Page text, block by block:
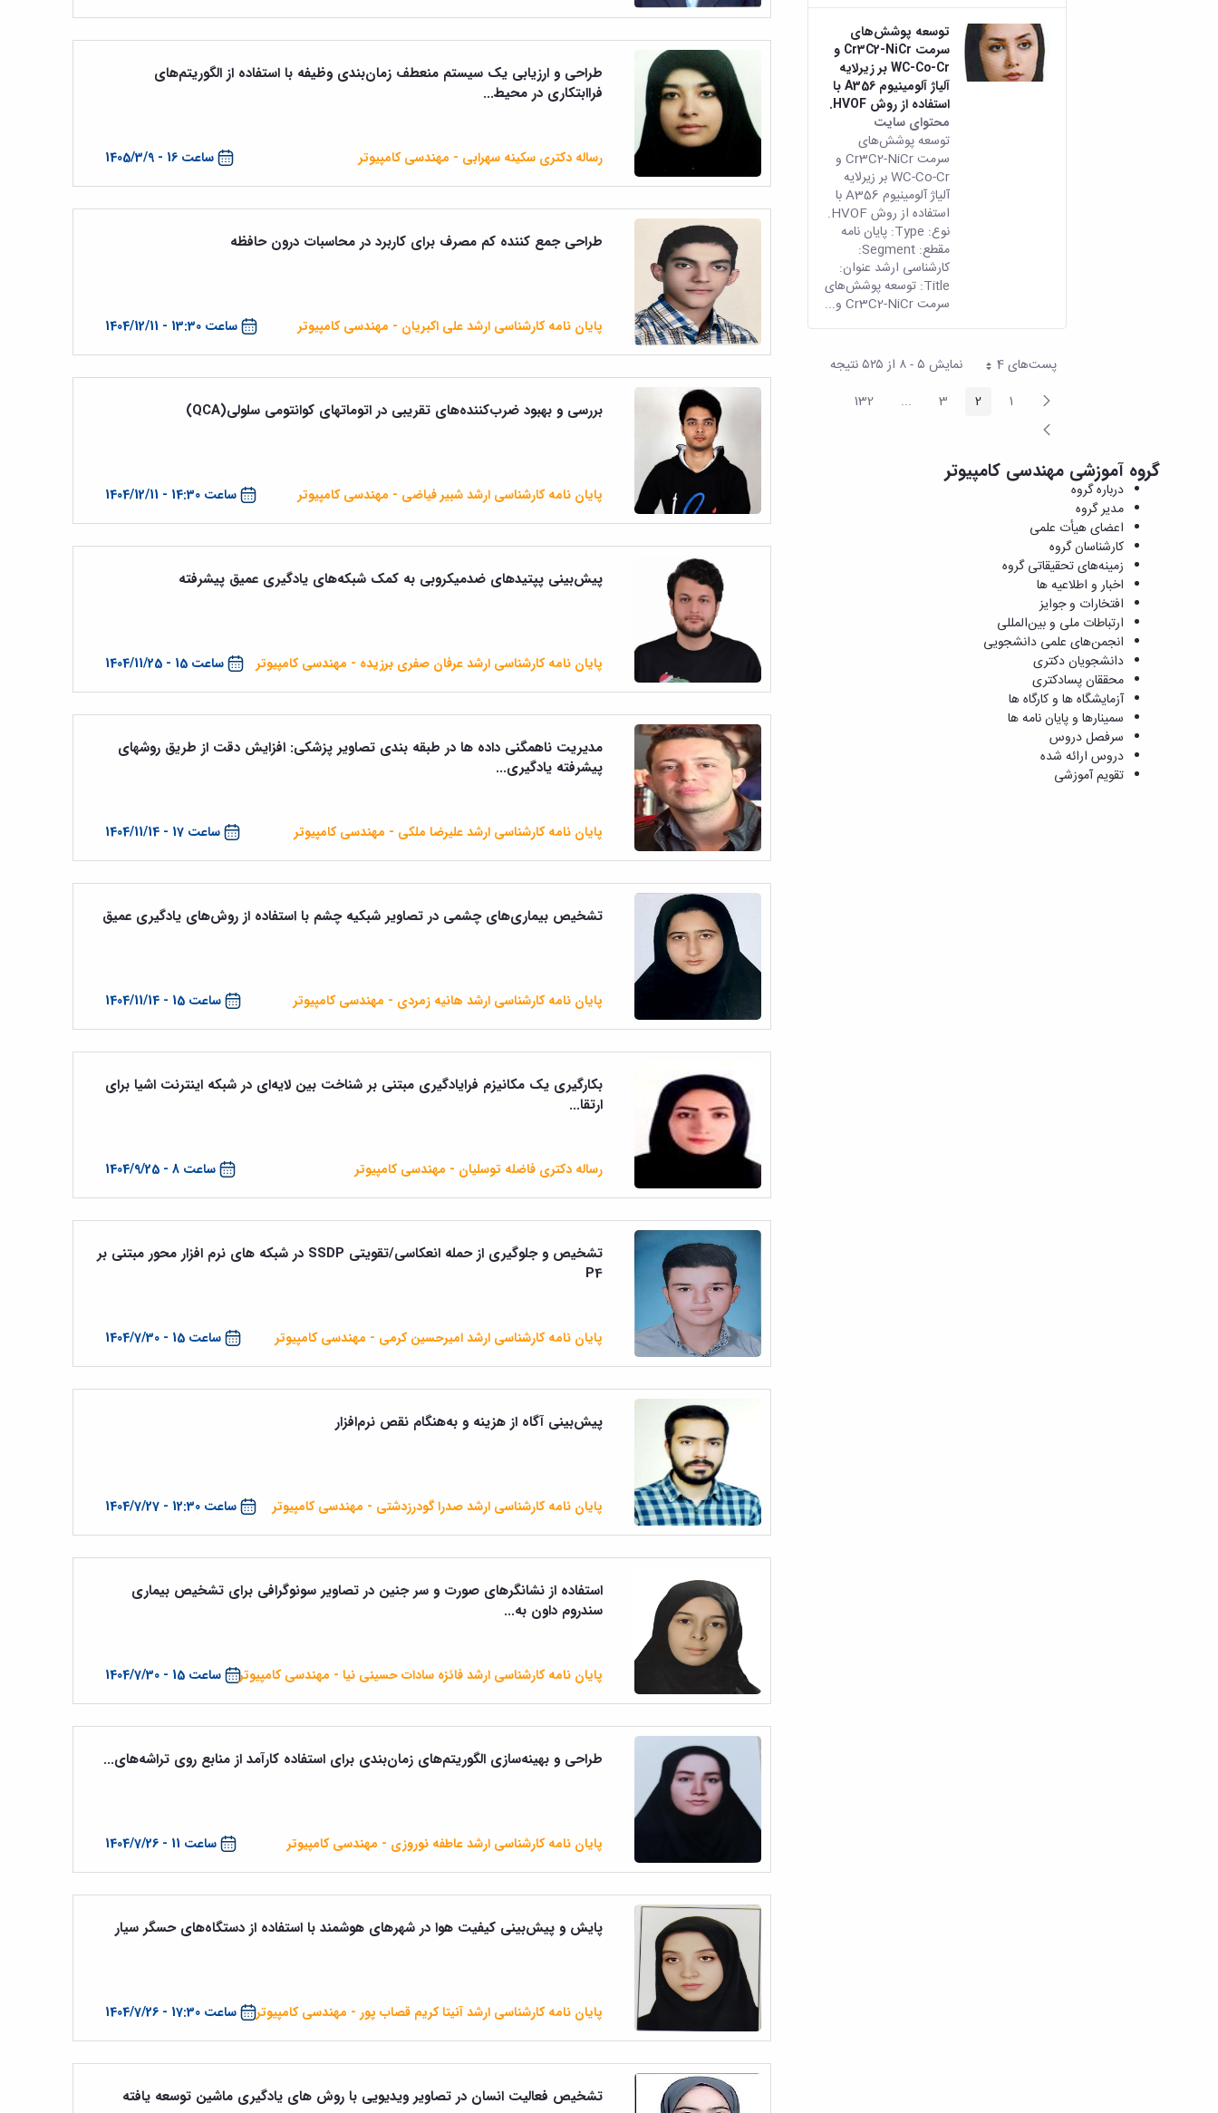
توسعه پوشش‌های
سرمت Cr3C2-NiCr و
WC-Co-Cr بر زیرلایه
آلیاژ آلومینیوم A356 با
استفاده از روش HVOF.
محتوای سایت
توسعه پوشش‌های
سرمت Cr3C2-NiCr و
WC-Co-Cr بر زیرلایه
آلیاژ آلومینیوم A356 با
استفاده از روش HVOF.
نوع: Type: پایان نامه
مقطع: Segment:
کارشناسی ارشد عنوان:
Title: توسعه پوشش‌های
سرمت Cr3C2-NiCr و...
پست‌‌های 4هر صفحه
نمایش ۵ - ۸ از ۵۲۵ نتیجه
پیغام
صفحه1 صفحه2 صفحه3
...
Intermediate Pages
صفحه132
صفحه
گروه آموزشی مهندسی کامپیوتر
درباره گروه
مدیر گروه
اعضای هیأت علمی
کارشناسان گروه
زمینه‌های تحقیقاتی گروه
اخبار و اطلاعیه ها
افتخارات و جوایز
ارتباطات ملی و بین‌المللی
انجمن‌های علمی دانشجویی
دانشجویان دکتری
محققان پسادکتری
آزمایشگاه ها و کارگاه ها
سمینارها و پایان نامه ها
سرفصل دروس
دروس ارائه شده
تقویم آموزشی
ساعت 16 - 1405/3/9
طراحی و ارزیابی یک سیستم منعطف زمان‌بندی وظیفه با استفاده از الگوریتم‌های
فراابتکاری در محیط...
رساله دکتری سکینه سهرابی - مهندسی کامپیوتر
ساعت 13:30 - 1404/12/11
طراحی جمع کننده کم مصرف برای کاربرد در محاسبات درون حافظه
پایان نامه کارشناسی ارشد علی اکبریان - مهندسی کامپیوتر
ساعت 14:30 - 1404/12/11
بررسی و بهبود ضرب‌کننده‌های تقریبی در اتوماتهای کوانتومی سلولی(QCA)
پایان نامه کارشناسی ارشد شبیر فیاضی - مهندسی کامپیوتر
ساعت 15 - 1404/11/25
پیش‌بینی پپتید‌های ضد‌میکروبی به کمک شبکه‌های یادگیری عمیق پیشرفته
پایان نامه کارشناسی ارشد عرفان صفری برزیده - مهندسی کامپیوتر
ساعت 17 - 1404/11/14
مدیریت ناهمگنی داده ها در طبقه بندی تصاویر پزشکی: افزایش دقت از طریق روشهای
پیشرفته یادگیری...
پایان نامه کارشناسی ارشد علیرضا ملکی - مهندسی کامپیوتر
ساعت 15 - 1404/11/14
تشخیص بیماری‌های چشمی در تصاویر شبکیه چشم با استفاده از روش‌های یادگیری عمیق
پایان نامه کارشناسی ارشد هانیه زمردی - مهندسی کامپیوتر
ساعت 8 - 1404/9/25
بکارگیری یک مکانیزم فرایادگیری مبتنی بر شناخت بین لایه‌ای در شبکه اینترنت اشیا ‏برای
ارتقا...
رساله دکتری فاضله توسلیان - مهندسی کامپیوتر
ساعت 15 - 1404/7/30
تشخیص و جلوگیری از حمله انعکاسی/تقویتی SSDP در شبکه های نرم افزار محور مبتنی بر
P4
پایان نامه کارشناسی ارشد امیرحسین کرمی - مهندسی کامپیوتر
ساعت 12:30 - 1404/7/27
پیش‌بینی آگاه از هزینه و به‌هنگام نقص نرم‌افزار
پایان نامه کارشناسی ارشد صدرا گودرزدشتی - مهندسی کامپیوتر
ساعت 15 - 1404/7/30
استفاده از نشانگرهای صورت و سر جنین در تصاویر سونوگرافی برای تشخیص بیماری
سندروم داون به...
پایان نامه کارشناسی ارشد فائزه سادات حسینی نیا - مهندسی کامپیوتر
ساعت 11 - 1404/7/26
طراحی و بهینه‌سازی الگوریتم‌های زمان‌بندی برای استفاده کارآمد از منابع روی تراشه‌های...
پایان نامه کارشناسی ارشد عاطفه نوروزی - مهندسی کامپیوتر
ساعت 17:30 - 1404/7/26
پایش و پیش‌بینی کیفیت هوا در شهرهای هوشمند با استفاده از دستگاه‌های حسگر سیار
پایان نامه کارشناسی ارشد آنیتا کریم قصاب پور - مهندسی کامپیوتر
تشخیص فعالیت انسان در تصاویر ویدیویی با روش های یادگیری ماشین توسعه یافته